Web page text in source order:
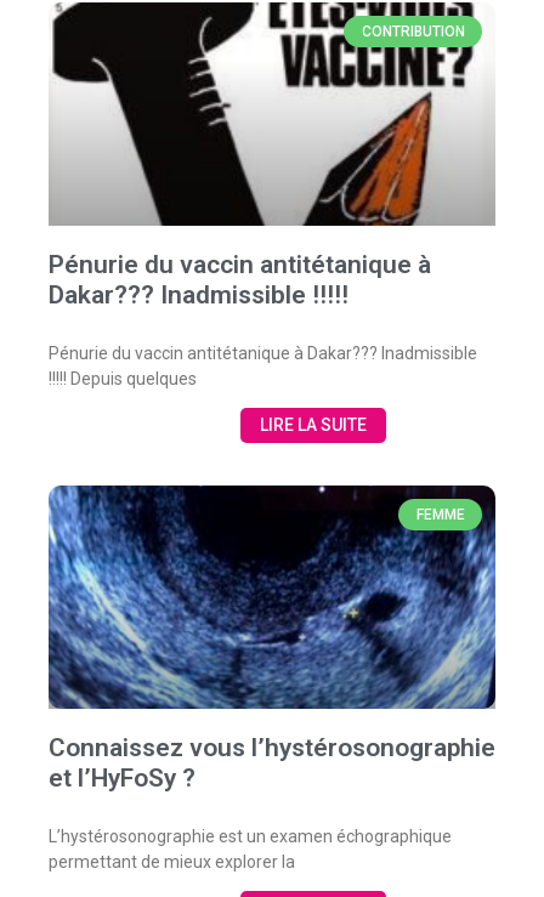
CONTRIBUTION
Pénurie du vaccin antitétanique à
Dakar??? Inadmissible !!!!!
Pénurie du vaccin antitétanique à Dakar??? Inadmissible
!!!!! Depuis quelques
LIRE LA SUITE
FEMME
Connaissez vous l’hystérosonographie
et l’HyFoSy ?
L’hystérosonographie est un examen échographique
permettant de mieux explorer la